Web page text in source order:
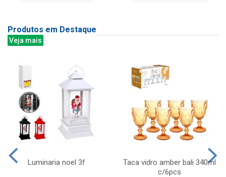
Produtos em Destaque
Veja mais
Luminaria noel 3f
Taca vidro amber bali 340ml
c/6pcs